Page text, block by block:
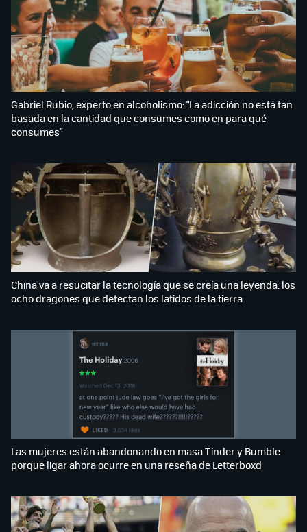
Gabriel Rubio, experto en alcoholismo: "La adicción no está tan
basada en la cantidad que consumes como en para qué
consumes"
China va a resucitar la tecnología que se creía una leyenda: los
ocho dragones que detectan los latidos de la tierra
Las mujeres están abandonando en masa Tinder y Bumble
porque ligar ahora ocurre en una reseña de Letterboxd